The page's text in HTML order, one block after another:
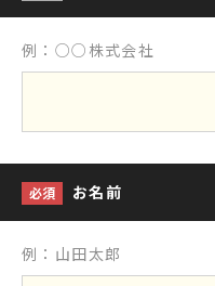
例：○○株式会社
お名前
必須
例：山田太郎